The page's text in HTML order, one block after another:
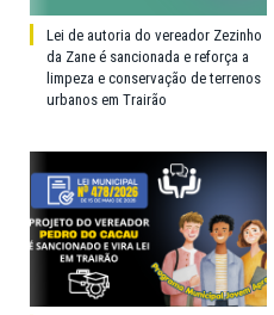
Lei de autoria do vereador Zezinho
da Zane é sancionada e reforça a
limpeza e conservação de terrenos
urbanos em Trairão